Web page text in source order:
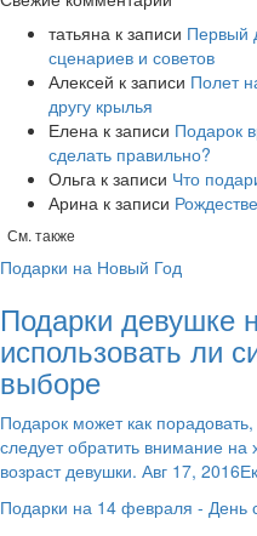
татьяна к записи Первый
сценариев и советов
Алексей к записи ​Полет
другу крылья
Елена к записи Подарок
сделать правильно?
Ольга к записи Что
Арина к записи
См. также
Подарки на Новый Год
Подарки девушке
использовать ли
выборе
Подарок может как
следует обратить внимание
возраст девушки. Авг 17,
Подарки на 14 февраля - День